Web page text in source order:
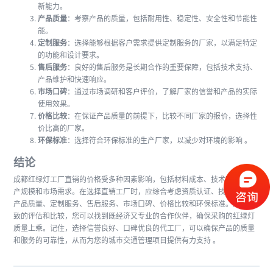
新能力。
产品质量：考察产品的质量，包括耐用性、稳定性、安全性和节能性
能。
定制服务：选择能够根据客户需求提供定制服务的厂家，以满足特定
的功能和设计要求。
售后服务：良好的售后服务是长期合作的重要保障，包括技术支持、
产品维护和快速响应。
市场口碑：通过市场调研和客户评价，了解厂家的信誉和产品的实际
使用效果。
价格比较：在保证产品质量的前提下，比较不同厂家的报价，选择性
价比高的厂家。
环保标准：选择符合环保标准的生产厂家，以减少对环境的影响 。
结论
成都红绿灯工厂直销的价格受多种因素影响，包括材料成本、技术配置、生
产规模和市场需求。在选择直销工厂时，应综合考虑资质认证、技术实力、
产品质量、定制服务、售后服务、市场口碑、价格比较和环保标准。通过细
致的评估和比较，您可以找到既经济又专业的合作伙伴，确保采购的红绿灯
质量上乘。记住，选择信誉良好、口碑优良的代工厂，可以确保产品的质量
和服务的可靠性，从而为您的城市交通管理项目提供有力支持 。